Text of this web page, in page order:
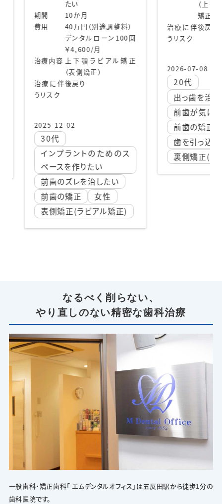
別途調整料）
ビアル矯正
ためのス
したい
治療に伴
うリスク
後戻り
2026-07-08
20代
裏側矯正(リンガル矯正)
なるべく削らない、
やり直しのない精密な歯科治療
一般歯科・矯正歯科「 エムデンタルオフィス」は五反田駅から徒歩1分の
歯科医院です。